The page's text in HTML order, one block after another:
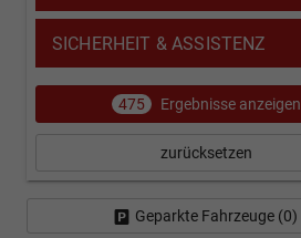
SICHERHEIT & ASSISTENZ
475 Ergebnisse anzeigen
zurücksetzen
Geparkte Fahrzeuge (0)